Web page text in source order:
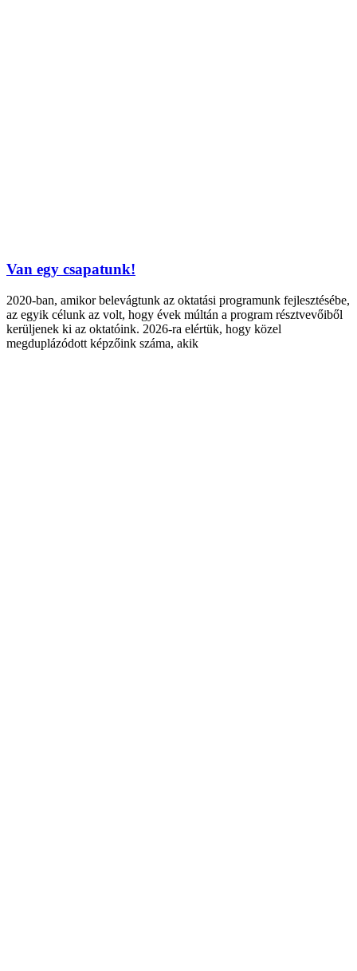
Van egy csapatunk!
2020-ban, amikor belevágtunk az oktatási programunk fejlesztésébe,
az egyik célunk az volt, hogy évek múltán a program résztvevőiből
kerüljenek ki az oktatóink. 2026-ra elértük, hogy közel
megduplázódott képzőink száma, akik